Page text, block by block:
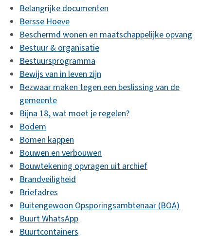
Belangrijke documenten
Bersse Hoeve
Beschermd wonen en maatschappelijke opvang
Bestuur & organisatie
Bestuursprogramma
Bewijs van in leven zijn
Bezwaar maken tegen een beslissing van de
gemeente
Bijna 18, wat moet je regelen?
Bodem
Bomen kappen
Bouwen en verbouwen
Bouwtekening opvragen uit archief
Brandveiligheid
Briefadres
Buitengewoon Opsporingsambtenaar (BOA)
Buurt WhatsApp
Buurtcontainers